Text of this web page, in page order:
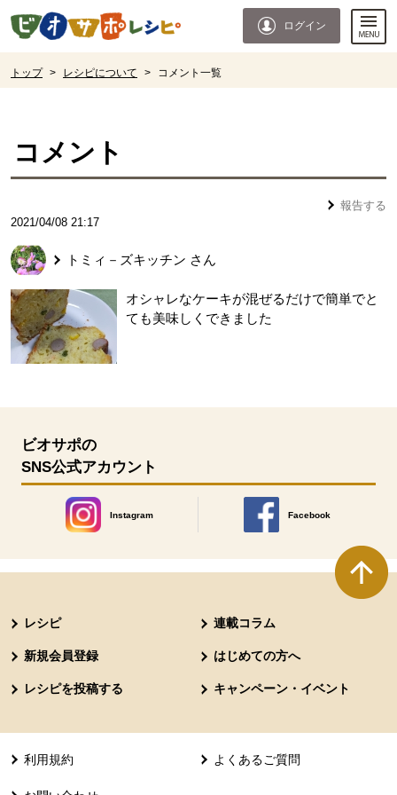
ページの先頭です。
ログイン
トップ > レシピについて > コメント一覧
コメント
報告する
2021/04/08 21:17
トミィ－ズキッチン さん
オシャレなケーキが混ぜるだけで簡単でと
ても美味しくできました
ビオサポの
SNS公式アカウント
Instagram
別のウィンドウで開きます。
Facebook
別のウィンドウで開きます
レシピ 連載コラム
新規会員登録 はじめての方へ
レシピを投稿する キャンペーン・イベント
利用規約 よくあるご質問